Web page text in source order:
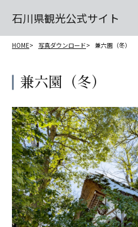
石川県観光公式サイト
HOME 写真ダウンロード 兼六園（冬）
兼六園（冬）